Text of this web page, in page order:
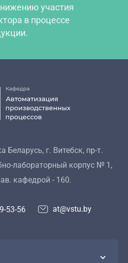
участия
в процессе
Беларусь, г. Витебск, пр-т.
лабораторный корпус № 1,
кафедрой - 160.
53-56 at@vstu.by